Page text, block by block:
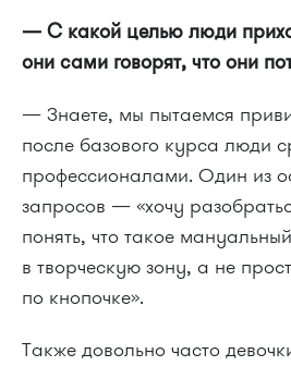
— С какой целью люди
они сами говорят, что они
— Знаете, мы пытаемся
после базового курса люди
профессионалами. Один из
запросов — «хочу
понять, что такое
в творческую зону, а не
по кнопочке».
Также довольно часто